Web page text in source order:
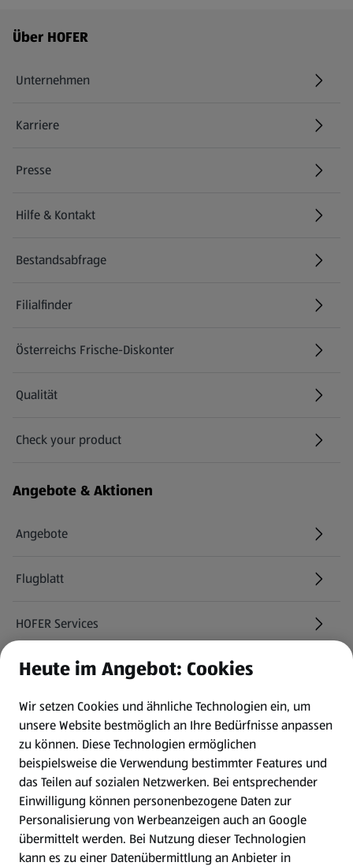
Fußzeilenmenü - weitere Links
Über HOFER
Unternehmen
Karriere
(öffnet in einem neuen Tab)
Presse
Hilfe & Kontakt
(öffnet in einem neuen Tab)
Bestandsabfrage
(öffnet in einem neuen Tab)
Filialfinder
Österreichs Frische-Diskonter
Qualität
Check your product
(öffnet in einem neuen Tab)
Angebote & Aktionen
Angebote
Flugblatt
HOFER Services
Newsletter
WhatsApp
Gewinnspiele
Mein HOFER. Meine Einkäufe.
Meine Meinung. Mein HOFER.
Heute im Angebot: Cookies
Wir setzen Cookies und ähnliche Technologien ein, um
unsere Website bestmöglich an Ihre Bedürfnisse anpassen
zu können. Diese Technologien ermöglichen
beispielsweise die Verwendung bestimmter Features und
das Teilen auf sozialen Netzwerken. Bei entsprechender
Einwilligung können personenbezogene Daten zur
Personalisierung von Werbeanzeigen auch an Google
übermittelt werden. Bei Nutzung dieser Technologien
kann es zu einer Datenübermittlung an Anbieter in